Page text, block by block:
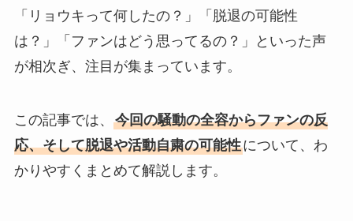
「リョウキって何したの？」「脱退の可能性
は？」「ファンはどう思ってるの？」といった声
が相次ぎ、注目が集まっています。
この記事では、 今回の騒動の全容からファンの反
応、そして脱退や活動自粛の可能性について、わ
かりやすくまとめて解説します。